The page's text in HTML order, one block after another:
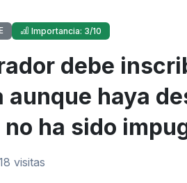
Importancia: 3/10
debe
aunque haya
ha sido
visitas